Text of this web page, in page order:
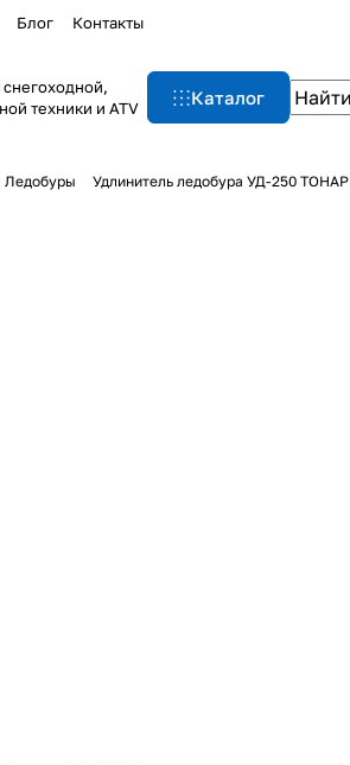
Блог Контакты
снегоходной,
техники и ATV
Каталог
Ледобуры Удлинитель ледобура УД-250 ТОНАР